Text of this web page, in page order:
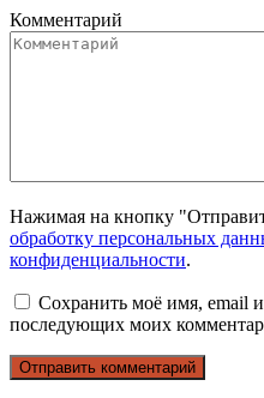
Комментарий
Нажимая на кнопку
обработку персональных
конфиденциальности.
Сохранить моё имя, email и
последующих моих